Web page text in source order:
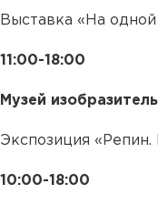
Выставка «На
11:00-18:00
Музей
Экспозиция
10:00-18:00